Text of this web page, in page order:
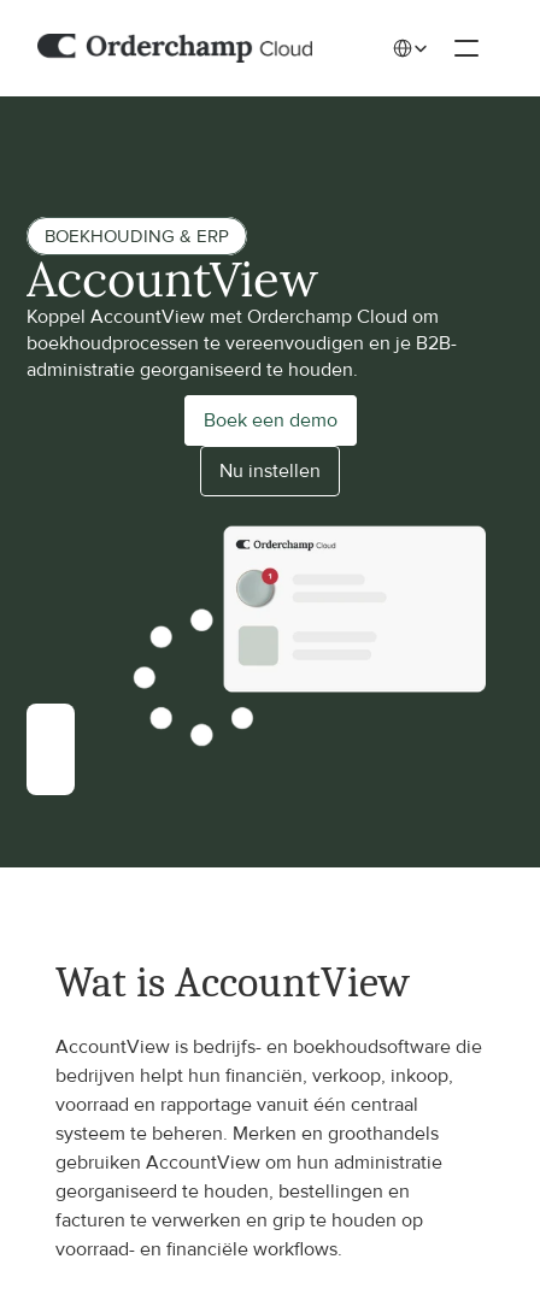
BOEKHOUDING & ERP
AccountView
Koppel AccountView met Orderchamp Cloud om
boekhoudprocessen te vereenvoudigen en je B2B-
administratie georganiseerd te houden.
Boek een demo
Nu instellen
Wat is AccountView
AccountView is bedrijfs- en boekhoudsoftware die
bedrijven helpt hun financiën, verkoop, inkoop,
voorraad en rapportage vanuit één centraal
systeem te beheren. Merken en groothandels
gebruiken AccountView om hun administratie
georganiseerd te houden, bestellingen en
facturen te verwerken en grip te houden op
voorraad- en financiële workflows.